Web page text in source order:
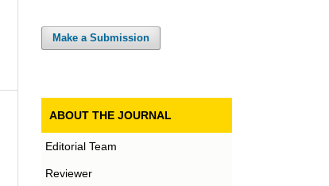
Make a Submission
ABOUT THE JOURNAL
Editorial Team
Reviewer